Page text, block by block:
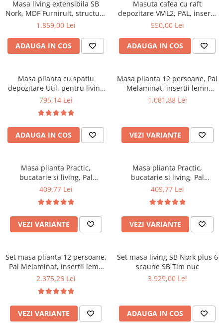
Saltele Pocket
Saltele cu arcuri impachetate
individual
Saltele Memory Pocket
Saltele Memory Foam
Saltele cu plasa arcuri
Saltele cu spuma
Saltele cu spuma
Saltele Latex
Saltele 140x200
Saltele 160x200
Saltele 180x200
Top saltele 5 cm
Top saltele MemoHR 6.5 cm
Saltele ieftine
Saltele cu plasa de arcuri
Saltele cu spuma
Noptiere
Paturi
Masute de toaleta
Scaune pentru living
Seturi comode living si vitrine
Mobila living
Comode living
Set mese plus scaune
Mobilier birou
Etajere Birou
Dulap birou
Scaune pentru birou
Scaune pentru vizitatori
Scaune manager
Mese bucatarie
Scaune pentru bucatarie
Mobila bucatarie
Mobilier hol
Scaune birou
Scaune profesionale
Scaune Lemn
Scaune resigilate
Scaune gradinita
Scaune conferinta
Masa living extensibila SB
Nork, MDF Furniruit, structura
lemn masiv, 8 persoane, 198-
1.859,00 Lei
ADAUGA IN COS
Masuta cafea cu raft
depozitare VML2, PAL, insertii
MDF, 125x65x53 cm, Nuc
550,00 Lei
ADAUGA IN COS
Masa plianta cu spatiu
depozitare Util, pentru living
si bucatarie, PAL, structura
persoane, 160x96x80 cm, fag
795,14 Lei
ADAUGA IN COS
Masa plianta 12 persoane, Pal
Melaminat, insertii lemn
masiv, sistem cuplare blat,
1.081,88 Lei
VEZI VARIANTE
Masa plianta Practic,
bucatarie si living, Pal
Melaminat, insertii lemn
rotunjite, 120x74x75 cm,
wenge
409,77 Lei
VEZI VARIANTE
Masa plianta Practic,
bucatarie si living, Pal
Melaminat, insertii lemn
rotunjite, 120x74x75 cm, nuc
409,77 Lei
VEZI VARIANTE
Set masa plianta 12 persoane,
Pal Melaminat, insertii lemn
masiv, 274x75x78 cm si 6
ecologica, nuc
2.375,26 Lei
VEZI VARIANTE
Set masa living SB Nork plus 6
scaune SB Tim nuc
3.929,00 Lei
ADAUGA IN COS